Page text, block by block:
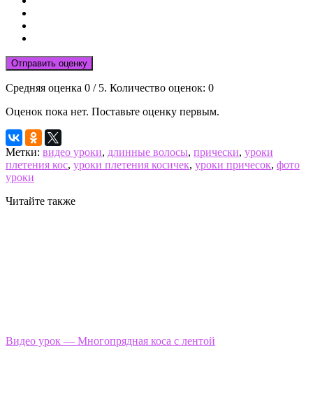
Отправить оценку
Средняя оценка 0 / 5. Количество оценок: 0
Оценок пока нет. Поставьте оценку первым.
Метки: видео уроки, длинные волосы, прически, уроки
плетения кос, уроки плетения косичек, уроки причесок, фото
уроки
Читайте также
Видео урок — Многопрядная коса с лентой